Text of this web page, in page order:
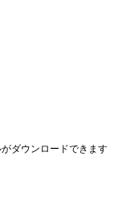
ダウンロードできます